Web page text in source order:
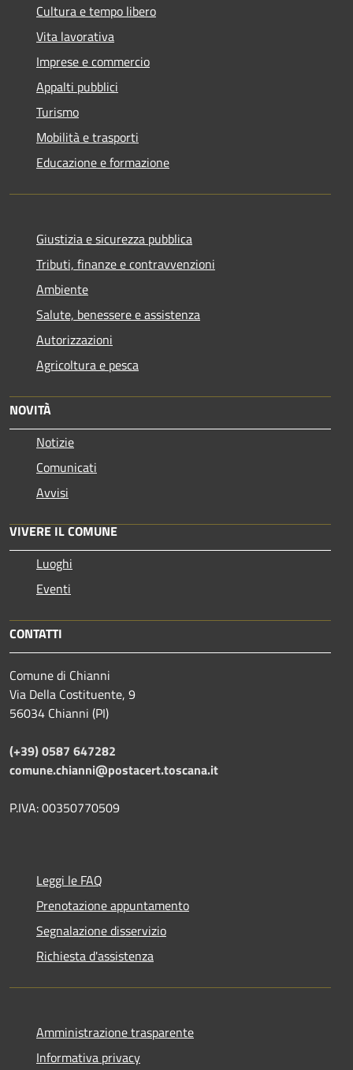
Cultura e tempo libero
Vita lavorativa
Imprese e commercio
Appalti pubblici
Turismo
Mobilità e trasporti
Educazione e formazione
Giustizia e sicurezza pubblica
Tributi, finanze e contravvenzioni
Ambiente
Salute, benessere e assistenza
Autorizzazioni
Agricoltura e pesca
NOVITÀ
Notizie
Comunicati
Avvisi
VIVERE IL COMUNE
Luoghi
Eventi
CONTATTI
Comune di Chianni
Via Della Costituente, 9
56034 Chianni (PI)
(+39) 0587 647282
comune.chianni@postacert.toscana.it
P.IVA: 00350770509
Leggi le FAQ
Prenotazione appuntamento
Segnalazione disservizio
Richiesta d'assistenza
Amministrazione trasparente
Informativa privacy